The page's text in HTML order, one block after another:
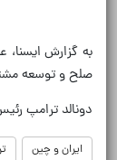
به گزارش
صلح و توسعه
دونالد ترامپ
ایران و چین